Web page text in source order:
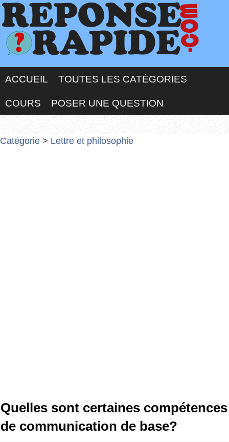
ACCUEIL TOUTES LES CATÉGORIES
COURS POSER UNE QUESTION
Catégorie > Lettre et philosophie
Quelles sont certaines compétences
de communication de base?